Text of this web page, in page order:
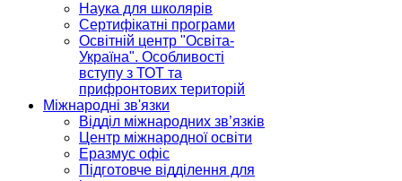
Наука для школярів
Сертифікатні програми
Освітній центр "Освіта-
Україна". Особливості
вступу з ТОТ та
прифронтових територій
Міжнародні зв'язки
Відділ міжнародних зв’язків
Центр міжнародної освіти
Еразмус офіс
Підготовче відділення для